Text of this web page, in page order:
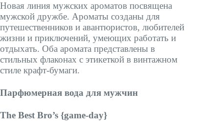
Новая линия мужских ароматов посвящена
мужской дружбе. Ароматы созданы для
путешественников и авантюристов, любителей
жизни и приключений, умеющих работать и
отдыхать. Оба аромата представлены в
стильных флаконах с этикеткой в винтажном
стиле крафт-бумаги.
Парфюмерная вода для мужчин
The Best Bro’s {game-day}